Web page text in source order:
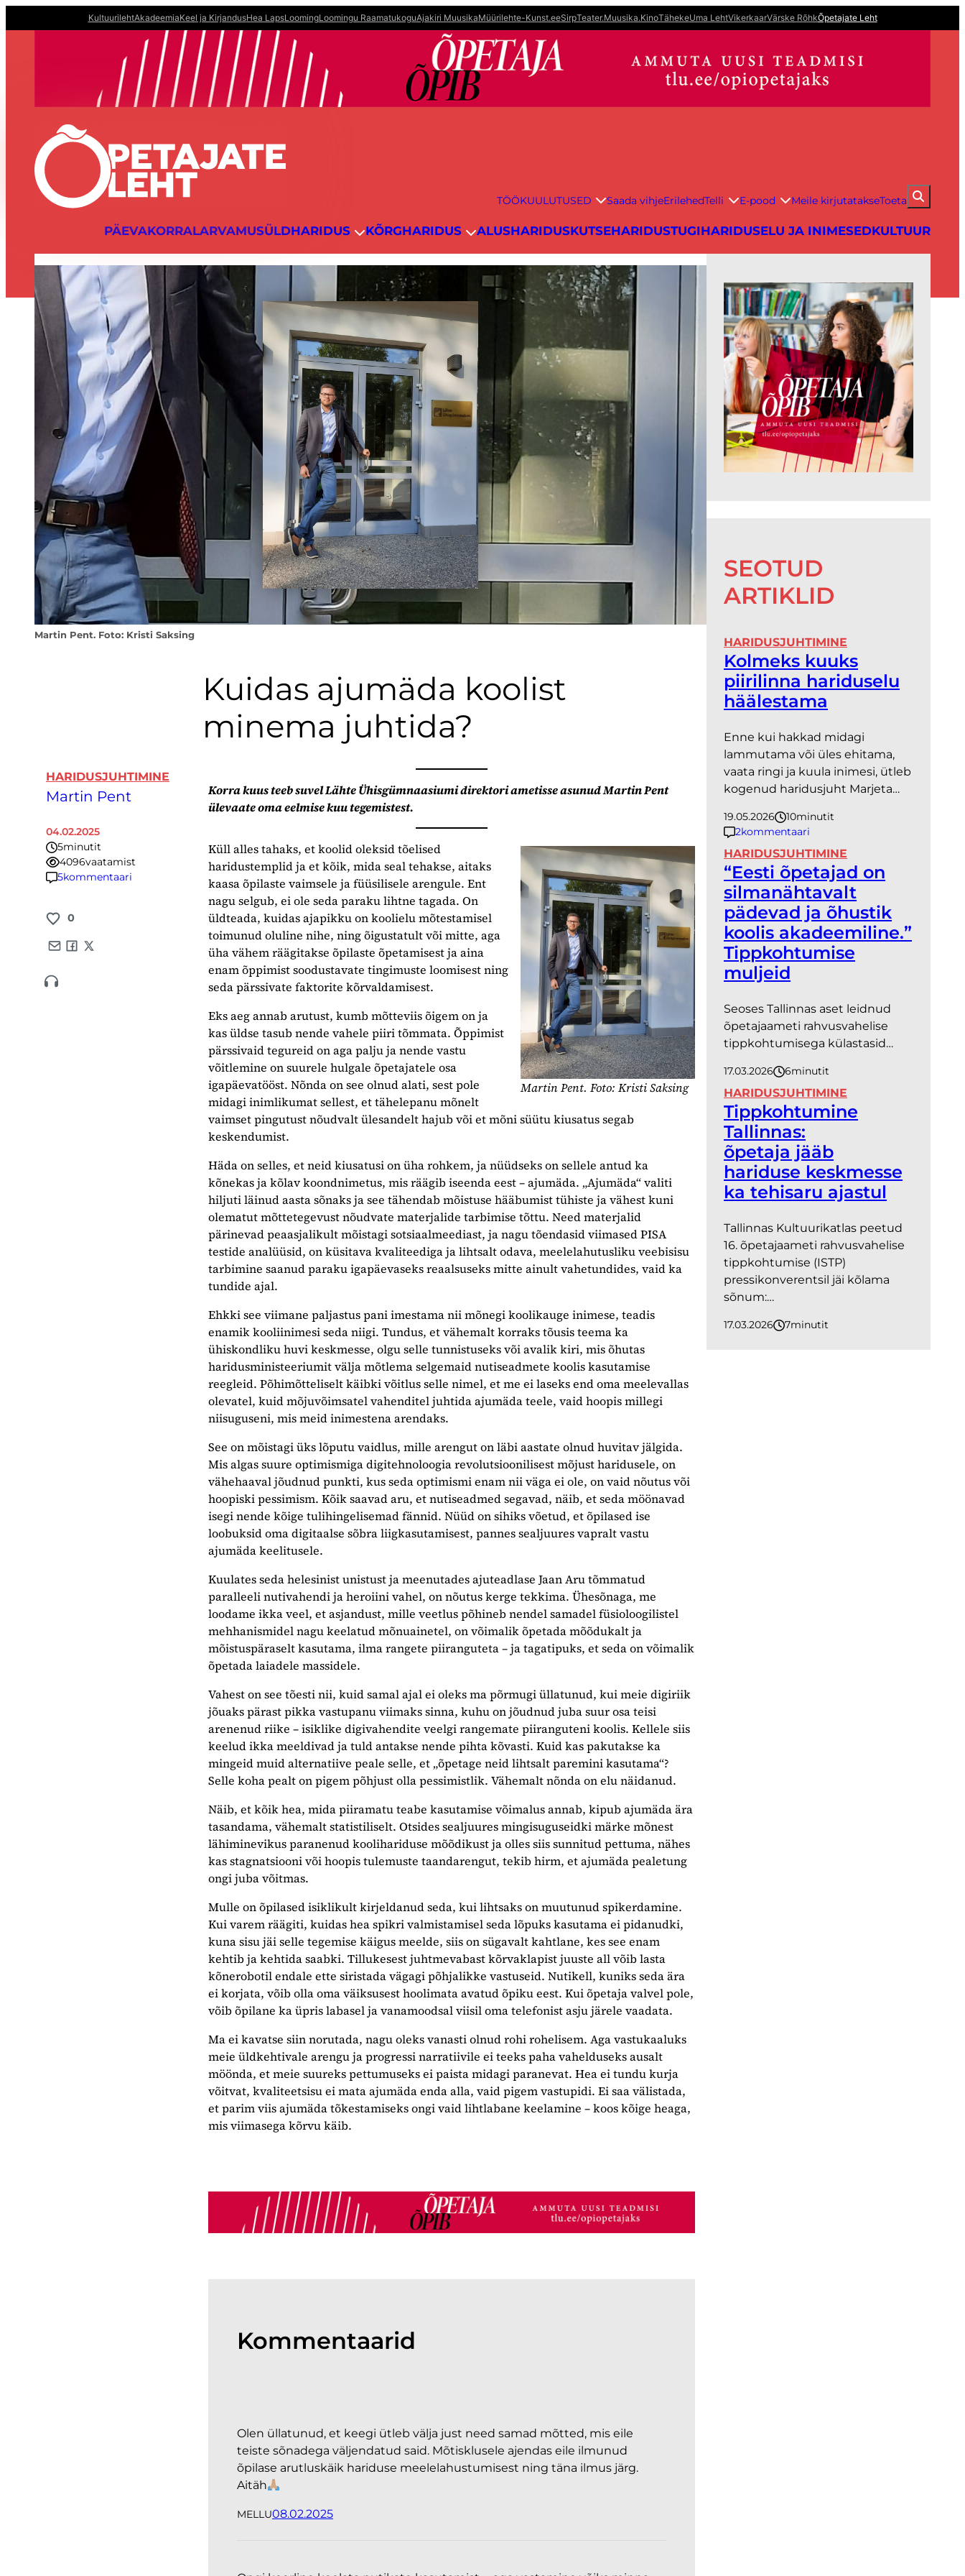
sisu
KultuurilehtAkadeemiaKeel ja KirjandusHea LapsLoomingLoomingu RaamatukoguAjakiri MuusikaMüürilehte-Kunst.eeSirpTeater.Muusika.KinoTähekeUma LehtVikerkaarVärske RõhkÕpetajate Leht
TÖÖKUULUTUSED Saada vihjeErilehedTelli E-pood Meile kirjutatakseToeta
PÄEVAKORRALARVAMUSÜLDHARIDUS KÕRGHARIDUS ALUSHARIDUSKUTSEHARIDUSTUGIHARIDUSELU JA INIMESEDKULTUUR
Martin Pent. Foto: Kristi Saksing
Kuidas ajumäda koolist
minema juhtida?
HARIDUSJUHTIMINE
Martin Pent
04.02.2025
5minutit
4096vaatamist
5kommentaari
0
Korra kuus teeb suvel Lähte Ühisgümnaasiumi direktori ametisse asunud Martin Pent
ülevaate oma eelmise kuu tegemistest.
Martin Pent. Foto: Kristi Saksing
Küll alles tahaks, et koolid oleksid tõelised
haridustemplid ja et kõik, mida seal tehakse, aitaks
kaasa õpilaste vaimsele ja füüsilisele arengule. Ent
nagu selgub, ei ole seda paraku lihtne tagada. On
üldteada, kuidas ajapikku on koolielu mõtestamisel
toimunud oluline nihe, ning õigustatult või mitte, aga
üha vähem räägitakse õpilaste õpetamisest ja aina
enam õppimist soodustavate tingimuste loomisest ning
seda pärssivate faktorite kõrvaldamisest.
Eks aeg annab arutust, kumb mõtteviis õigem on ja
kas üldse tasub nende vahele piiri tõmmata. Õppimist
pärssivaid tegureid on aga palju ja nende vastu
võitlemine on suurele hulgale õpetajatele osa
igapäevatööst. Nõnda on see olnud alati, sest pole
midagi inimlikumat sellest, et tähelepanu mõnelt
vaimset pingutust nõudvalt ülesandelt hajub või et mõni süütu kiusatus segab
keskendumist.
Häda on selles, et neid kiusatusi on üha rohkem, ja nüüdseks on sellele antud ka
kõnekas ja kõlav koondnimetus, mis räägib iseenda eest – ajumäda. „Ajumäda“ valiti
hiljuti läinud aasta sõnaks ja see tähendab mõistuse hääbumist tühiste ja vähest kuni
olematut mõttetegevust nõudvate materjalide tarbimise tõttu. Need materjalid
pärinevad peaasjalikult mõistagi sotsiaalmeediast, ja nagu tõendasid viimased PISA
testide analüüsid, on küsitava kvaliteediga ja lihtsalt odava, meelelahutusliku veebisisu
tarbimine saanud paraku igapäevaseks reaalsuseks mitte ainult vahetundides, vaid ka
tundide ajal.
Ehkki see viimane paljastus pani imestama nii mõnegi koolikauge inimese, teadis
enamik kooliinimesi seda niigi. Tundus, et vähemalt korraks tõusis teema ka
ühiskondliku huvi keskmesse, olgu selle tunnistuseks või avalik kiri, mis õhutas
haridusministeeriumit välja mõtlema selgemaid nutiseadmete koolis kasutamise
reegleid. Põhimõtteliselt käibki võitlus selle nimel, et me ei laseks end oma meelevallas
olevatel, kuid mõjuvõimsatel vahenditel juhtida ajumäda teele, vaid hoopis millegi
niisuguseni, mis meid inimestena arendaks.
See on mõistagi üks lõputu vaidlus, mille arengut on läbi aastate olnud huvitav jälgida.
Mis algas suure optimismiga digitehnoloogia revolutsioonilisest mõjust haridusele, on
vähehaaval jõudnud punkti, kus seda optimismi enam nii väga ei ole, on vaid nõutus või
hoopiski pessimism. Kõik saavad aru, et nutiseadmed segavad, näib, et seda möönavad
isegi nende kõige tulihingelisemad fännid. Nüüd on sihiks võetud, et õpilased ise
loobuksid oma digitaalse sõbra liigkasutamisest, pannes sealjuures vapralt vastu
ajumäda keelitusele.
Kuulates seda helesinist unistust ja meenutades ajuteadlase Jaan Aru tõmmatud
paralleeli nutivahendi ja heroiini vahel, on nõutus kerge tekkima. Ühesõnaga, me
loodame ikka veel, et asjandust, mille veetlus põhineb nendel samadel füsioloogilistel
mehhanismidel nagu keelatud mõnuainetel, on võimalik õpetada mõõdukalt ja
mõistuspäraselt kasutama, ilma rangete piiranguteta – ja tagatipuks, et seda on võimalik
õpetada laiadele massidele.
Vahest on see tõesti nii, kuid samal ajal ei oleks ma põrmugi üllatunud, kui meie digiriik
jõuaks pärast pikka vastupanu viimaks sinna, kuhu on jõudnud juba suur osa teisi
arenenud riike – isiklike digivahendite veelgi rangemate piiranguteni koolis. Kellele siis
keelud ikka meeldivad ja tuld antakse nende pihta kõvasti. Kuid kas pakutakse ka
mingeid muid alternatiive peale selle, et „õpetage neid lihtsalt paremini kasutama“?
Selle koha pealt on pigem põhjust olla pessimistlik. Vähemalt nõnda on elu näidanud.
Näib, et kõik hea, mida piiramatu teabe kasutamise võimalus annab, kipub ajumäda ära
tasandama, vähemalt statistiliselt. Otsides sealjuures mingisuguseidki märke mõnest
lähiminevikus paranenud koolihariduse mõõdikust ja olles siis sunnitud pettuma, nähes
kas stagnatsiooni või hoopis tulemuste taandarengut, tekib hirm, et ajumäda pealetung
ongi juba võitmas.
Mulle on õpilased isiklikult kirjeldanud seda, kui lihtsaks on muutunud spikerdamine.
Kui varem räägiti, kuidas hea spikri valmistamisel seda lõpuks kasutama ei pidanudki,
kuna sisu jäi selle tegemise käigus meelde, siis on sügavalt kahtlane, kes see enam
kehtib ja kehtida saabki. Tillukesest juhtmevabast kõrvaklapist juuste all võib lasta
kõnerobotil endale ette siristada vägagi põhjalikke vastuseid. Nutikell, kuniks seda ära
ei korjata, võib olla oma väiksusest hoolimata avatud õpiku eest. Kui õpetaja valvel pole,
võib õpilane ka üpris labasel ja vanamoodsal viisil oma telefonist asju järele vaadata.
Ma ei kavatse siin norutada, nagu oleks vanasti olnud rohi rohelisem. Aga vastukaaluks
meie üldkehtivale arengu ja progressi narratiivile ei teeks paha vahelduseks ausalt
möönda, et meie suureks pettumuseks ei paista midagi paranevat. Hea ei tundu kurja
võitvat, kvaliteetsisu ei mata ajumäda enda alla, vaid pigem vastupidi. Ei saa välistada,
et parim viis ajumäda tõkestamiseks ongi vaid lihtlabane keelamine – koos kõige heaga,
mis viimasega kõrvu käib.
Kommentaarid
Olen üllatunud, et keegi ütleb välja just need samad mõtted, mis eile
teiste sõnadega väljendatud said. Mõtisklusele ajendas eile ilmunud
õpilase arutluskäik hariduse meelelahustumisest ning täna ilmus järg.
Aitäh
MELLU08.02.2025
SEOTUD
ARTIKLID
HARIDUSJUHTIMINE
Kolmeks kuuks
piirilinna hariduselu
häälestama
Enne kui hakkad midagi
lammutama või üles ehitama,
vaata ringi ja kuula inimesi, ütleb
kogenud haridusjuht Marjeta…
19.05.2026 10minutit
2kommentaari
HARIDUSJUHTIMINE
“Eesti õpetajad on
silmanähtavalt
pädevad ja õhustik
koolis akadeemiline.”
Tippkohtumise
muljeid
Seoses Tallinnas aset leidnud
õpetajaameti rahvusvahelise
tippkohtumisega külastasid…
17.03.2026 6minutit
HARIDUSJUHTIMINE
Tippkohtumine
Tallinnas:
õpetaja jääb
hariduse keskmesse
ka tehisaru ajastul
Tallinnas Kultuurikatlas peetud
16. õpetajaameti rahvusvahelise
tippkohtumise (ISTP)
pressikonverentsil jäi kõlama
sõnum:…
17.03.2026 7minutit